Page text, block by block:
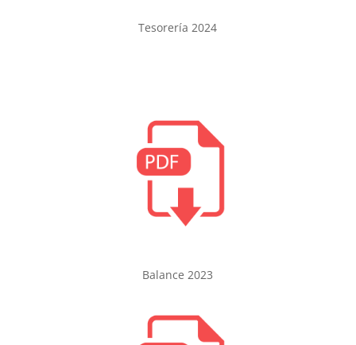
Tesorería 2024
Balance 2023